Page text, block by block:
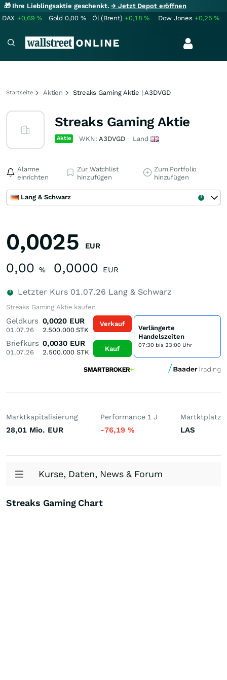
🎁 Ihre Lieblingsaktie geschenkt.→ Jetzt Depot eröffnen
DAX +0,69% Gold 0,00 % Öl (Brent) +0,18% Dow Jones +0,25%
Startseite Aktien Streaks Gaming Aktie | A3DVGD
Streaks Gaming Aktie
Aktie WKN:A3DVGD Land
Alarme
einrichten
Zur Watchlist
hinzufügen
Zum Portfolio
hinzufügen
Lang & Schwarz
0,0025 EUR
0,00 % 0,0000 EUR
Letzter Kurs 01.07.26 Lang & Schwarz
Streaks Gaming Aktie kaufen
Geldkurs
01.07.26
0,0020 EUR
2.500.000STK
Briefkurs
01.07.26
0,0030 EUR
2.500.000 STK
Verkauf
Kauf
Verlängerte
Handelszeiten
07:30 bis 23:00 Uhr
Marktkapitalisierung
28,01 Mio. EUR
Performance 1 J
-76,19 %
Martktplatz
LAS
Kurse, Daten, News & Forum
Streaks Gaming Chart